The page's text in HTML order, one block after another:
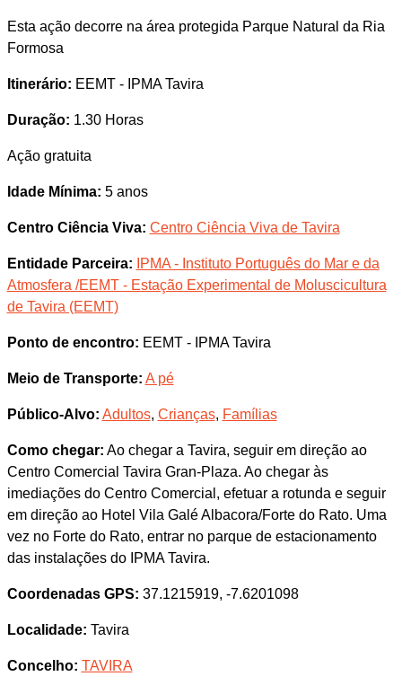
Esta ação decorre na área protegida Parque Natural da Ria
Formosa
Itinerário: EEMT - IPMA Tavira
Duração: 1.30 Horas
Ação gratuita
Idade Mínima: 5 anos
Centro Ciência Viva: Centro Ciência Viva de Tavira
Entidade Parceira:
IPMA - Instituto Português do Mar e da
Atmosfera /EEMT - Estação Experimental de Moluscicultura
de Tavira (EEMT)
Ponto de encontro: EEMT - IPMA Tavira
Meio de Transporte: A pé
Público-Alvo: Adultos, Crianças, Famílias
Como chegar: Ao chegar a Tavira, seguir em direção ao
Centro Comercial Tavira Gran-Plaza. Ao chegar às
imediações do Centro Comercial, efetuar a rotunda e seguir
em direção ao Hotel Vila Galé Albacora/Forte do Rato. Uma
vez no Forte do Rato, entrar no parque de estacionamento
das instalações do IPMA Tavira.
Coordenadas GPS: 37.1215919, -7.6201098
Localidade: Tavira
Concelho: TAVIRA